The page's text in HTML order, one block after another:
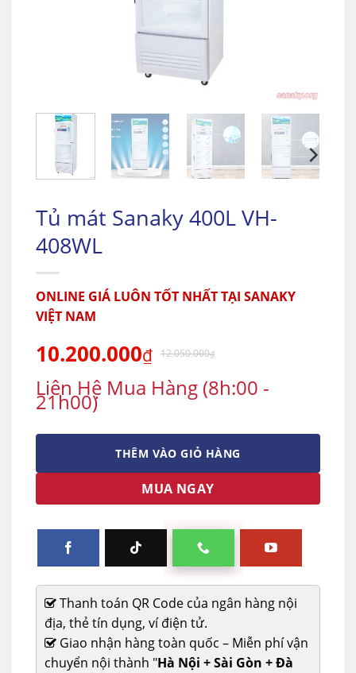
Tủ mát Sanaky 400L VH-
408WL
ONLINE GIÁ LUÔN TỐT NHẤT TẠI SANAKY
VIỆT NAM
10.200.000₫ 12.050.000₫
Liên Hệ Mua Hàng (8h:00 -
21h00)
THÊM VÀO GIỎ HÀNG
MUA NGAY
Thanh toán QR Code của ngân hàng nội
địa, thẻ tín dụng, ví điện tử.
Giao nhận hàng toàn quốc – Miễn phí vận
chuyển nội thành "Hà Nội + Sài Gòn + Đà